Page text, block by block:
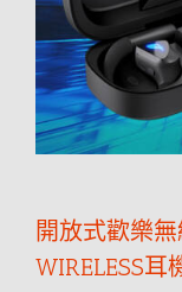
開放式歡樂無
WIRELESS耳